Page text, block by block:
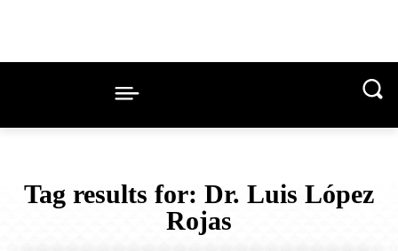
Tag results for: Dr. Luis López
Rojas